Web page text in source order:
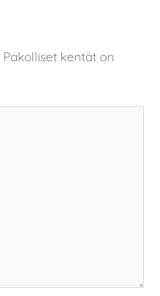
Pakolliset kentät on